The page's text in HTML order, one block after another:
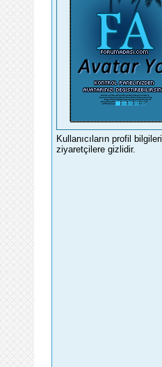
Kullanıcıların profil bilgileri
ziyaretçilere gizlidir.